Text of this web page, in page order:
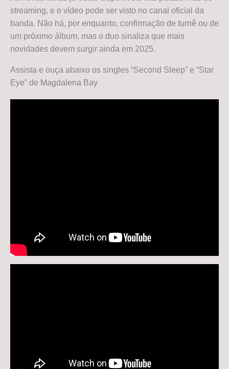
streaming, e o vídeo pode ser visto no canal oficial da
banda. Não há, por enquanto, confirmação de turnê ou de
um próximo álbum, mas o duo sinaliza que mais
novidades devem surgir ainda em 2025.
Assista e ouça abaixo os singles “Second Sleep” e “Star
Eye” de Magdalena Bay